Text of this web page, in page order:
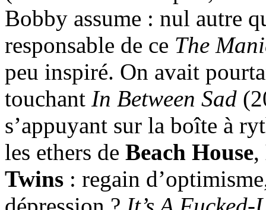
Bobby assume : nul autre
responsable de ce The
peu inspiré. On avait
touchant In Between Sad
s’appuyant sur la boîte à
les ethers de Beach House,
Twins : regain